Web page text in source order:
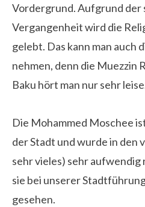
Vordergrund. Aufgrund der
Vergangenheit wird die
gelebt. Das kann man
nehmen, denn die Muezzin
Baku hört man nur sehr
Die Mohammed Moschee
der Stadt und wurde in den
sehr vieles) sehr
sie bei unserer
gesehen.